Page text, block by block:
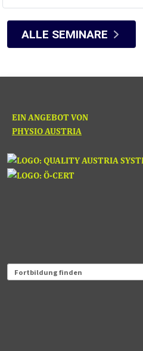
ALLE SEMINARE
EIN ANGEBOT VON
PHYSIO AUSTRIA
Fortbildung finden